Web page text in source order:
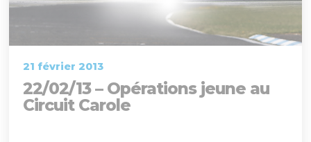
21 février 2013
22/02/13 – Opérations jeune au
Circuit Carole